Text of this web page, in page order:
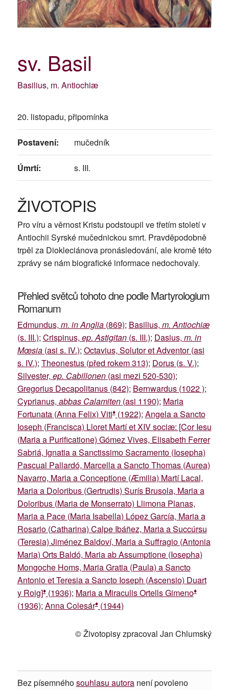
sv. Basil
Basilius, m. Antiochiæ
20. listopadu, připomínka
Postavení: mučedník
Úmrtí: s. III.
ŽIVOTOPIS
Pro víru a věrnost Kristu podstoupil ve třetím století v
Antiochii Syrské mučednickou smrt. Pravděpodobně
trpěl za Diokleciánova pronásledování, ale kromě této
zprávy se nám biografické informace nedochovaly.
Přehled světců tohoto dne podle Martyrologium
Romanum
Edmundus, m. in Anglia(869); Basilius, m. Antiochiæ
(s. III.); Crispinus, ep. Astigitan(s. III.); Dasius, m. in
Mœsia(asi s. IV.); Octavius, Solutor et Adventor (asi
s. IV.); Theonestus (před rokem 313); Dorus (s. V.);
Silvester, ep. Cabillonen(asi mezi 520-530);
Gregorius Decapolitanus (842); Bernwardus (1022 );
Cyprianus, abbas Calamiten(asi 1190); Maria
Fortunata (Anna Felix) Viti♦(1922); Angela a Sancto
Ioseph (Francisca) Lloret Martí et XIV sociæ: [Cor Iesu
(Maria a Purificatione) Gómez Vives, Elisabeth Ferrer
Sabriá, Ignatia a Sanctissimo Sacramento (Iosepha)
Pascual Pallardó, Marcella a Sancto Thomas (Aurea)
Navarro, Maria a Conceptione (Æmilia) Martí Lacal,
Maria a Doloribus (Gertrudis) Surís Brusola, Maria a
Doloribus (Maria de Monserrato) Llimona Planas,
Maria a Pace (Maria Isabella) López García, Maria a
Rosario (Catharina) Calpe Ibáñez, Maria a Succúrsu
(Teresia) Jiménez Baldoví, Maria a Suffragio (Antonia
Maria) Orts Baldó, Maria ab Assumptione (Iosepha)
Mongoche Homs, Maria Gratia (Paula) a Sancto
Antonio et Teresia a Sancto Ioseph (Ascensio) Duart
y Roig]♦(1936); Maria a Miraculis Ortells Gimeno♦
(1936); Anna Colesár♦(1944)
© Životopisy zpracoval Jan Chlumský
Bez písemnéhosouhlasu autoranení povoleno